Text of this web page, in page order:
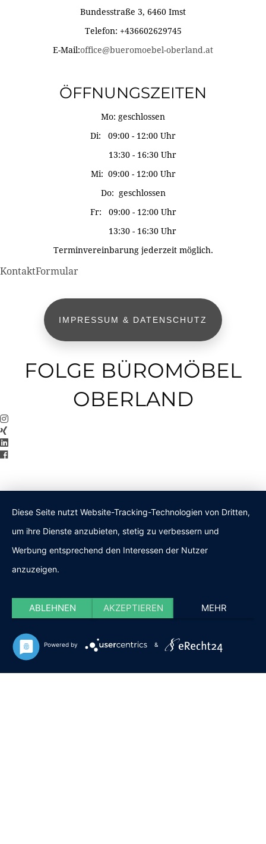
Bundesstraße 3, 6460 Imst
Telefon: +436602629745
E-Mail:office@bueromoebel-oberland.at
ÖFFNUNGSZEITEN
Mo: geschlossen
Di: 09:00 - 12:00 Uhr
13:30 - 16:30 Uhr
Mi: 09:00 - 12:00 Uhr
Do: geschlossen
Fr: 09:00 - 12:00 Uhr
13:30 - 16:30 Uhr
Terminvereinbarung jederzeit möglich.
KontaktFormular
IMPRESSUM & DATENSCHUTZ
FOLGE BÜROMÖBEL
OBERLAND
Diese Seite nutzt Website-Tracking-Technologien von Dritten,
um ihre Dienste anzubieten, stetig zu verbessern und
Werbung entsprechend den Interessen der Nutzer
anzuzeigen.
ABLEHNEN AKZEPTIEREN MEHR
Powered by &